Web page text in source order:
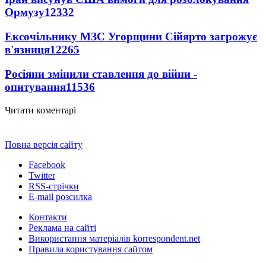
Ормузу12332
Ексочільнику МЗС Угорщини Сійярто загрожує
в'язниця12265
Росіяни змінили ставлення до війни -
опитування11536
Читати коментарі
Повна версія сайту
Facebook
Twitter
RSS-стрічки
E-mail розсилка
Контакти
Реклама на сайті
Використання матеріалів korrespondent.net
Правила користування сайтом